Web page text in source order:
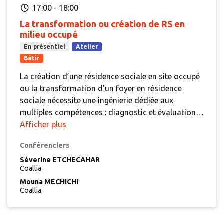
professionnels ?
17:00 - 18:00
La transformation ou création de RS en
milieu occupé
En présentiel
Atelier
Bâtir
La création d’une résidence sociale en site occupé
ou la transformation d’un foyer en résidence
sociale nécessite une ingénierie dédiée aux
multiples compétences : diagnostic et évaluation,
médiation à la prévention des impayés et à au
accompagnement au relogement, temporaire ou
définitif, médiation au bien habiter dans la
nouvelle résidence.
Afficher plus
Conférenciers
Séverine ETCHECAHAR
Coallia
Mouna MECHICHI
Coallia